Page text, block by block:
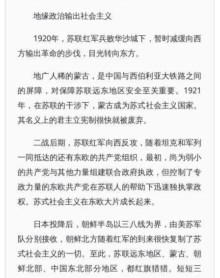
地缘政治输出社会主义
1920年，苏联红军兵败华沙城下，暂时减缓向西
方输出革命的步伐，目光转向东方。
地广人稀的蒙古，是中国与西伯利亚大铁路之间
的屏障，对保障苏联远东地区安全至关重要。1921
年，在苏联的干涉下，蒙古成为苏式社会主义国家。
其名义上的君主立宪制很快就被废弃。
二战后期，苏联红军向西反攻，随着坦克和军列
一同抵达的还有东欧的共产党组织，最初，尚为弱小
的共产党与其他力量组建联合政府执政，但控制了专
政力量的东欧共产党在苏联人的帮助下迅速独执掌政
权。苏式社会主义在东欧大片成长起来。
日本投降后，朝鲜半岛以三八线为界，由美苏军
队分别接收，朝鲜北方随着红军的到来很快复制了苏
式社会主义的一切。至此，苏联远东地区、蒙古、朝
鲜北部、中国东北部分地区，都红旗猎猎。短短三